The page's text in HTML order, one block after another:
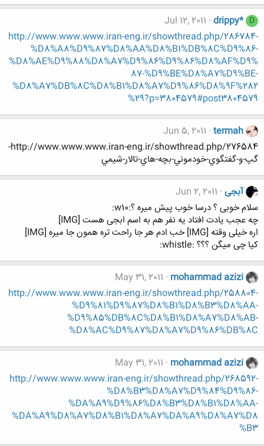
D
drippy*
Jul 12, 2011
http://www.www.www.iran-eng.ir/showthread.php/286784-
%D8%A8%D9%87%D8%AA%D8%B1%DB%8C%D9%86-
%D8%AE%D9%88%D8%A7%D9%86%D9%86%D8%AF%D9%
87-%D9%BE%D8%A7%D9%BE-
%D8%A7%DB%8C%D8%B1%D8%A7%D9%86%D8%9F%282
%29?p=3804579#post3804579
termah
Jun 5, 2011
http://www.www.www.iran-eng.ir/showthread.php/276584-
گپ-و-گفتگوي-خودموني-بچه-هاي-تالار-شيمي
آبجی Jun 2, 2011
سلام خوبی ؟ درسا خوب پیش میره ؟:w10:
چه عجب یادت افتاد یه نفر هم به اسم ابجی هست [IMG]
اره خیلی وقته [IMG] خب ادم هر جا راحت تره همون جا میره [IMG]
کیا چی میگن ؟؟؟ :whistle:
mohammad azizi
May 31, 2011
http://www.www.www.iran-eng.ir/showthread.php/258804-
%D9%81%D9%87%D8%B1%D8%B3%D8%AA-
%D9%85%DB%8C%D8%B1%D8%A7%D8%AB-
%D8%AC%D9%87%D8%A7%D9%86%DB%8C
mohammad azizi
May 31, 2011
http://www.www.www.iran-eng.ir/showthread.php/268592-
%D8%B3%D8%A7%D9%84%D9%86-
%DA%A9%D9%86%D8%B3%D8%B1%D8%AA-
%DA%A9%D8%A7%D8%B1%D8%A7%DA%A9%D8%A7%D8
%B3